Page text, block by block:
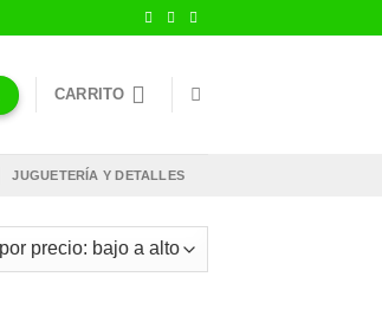
CARRITO
JUGUETERÍA Y DETALLES